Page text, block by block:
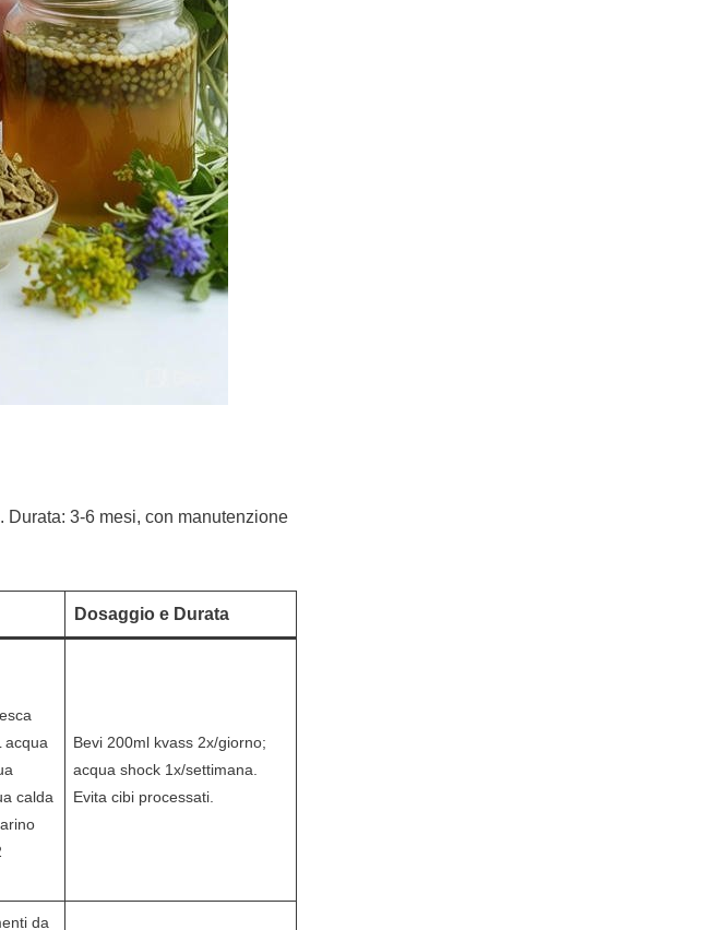
3-6 mesi, con manutenzione
Dosaggio e Durata
acqua
calda
Bevi 200ml kvass 2x/giorno;
acqua shock 1x/settimana.
Evita cibi processati.
da